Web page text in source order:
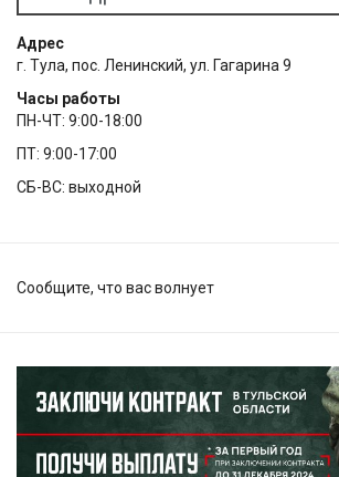
Адрес
г. Тула, пос. Ленинский, ул. Гагарина 9
Часы работы
ПН-ЧТ: 9:00-18:00
ПТ: 9:00-17:00
СБ-ВС: выходной
Сообщите, что вас волнует